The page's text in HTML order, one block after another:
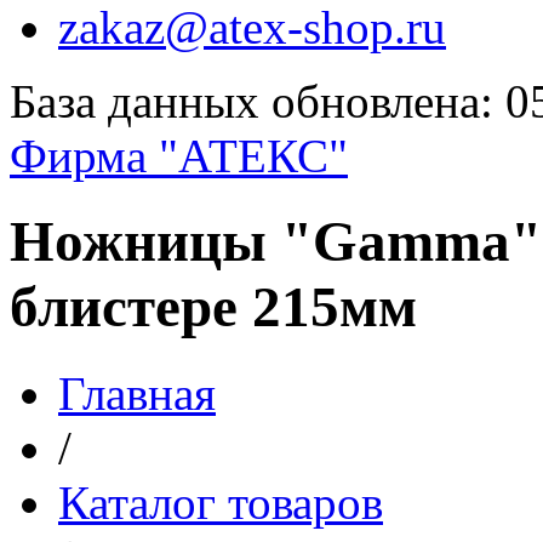
zakaz@atex-shop.ru
База данных обновлена:
Фирма "АТЕКС"
Ножницы "Gamma"
блистере 215мм
Главная
/
Каталог товаров